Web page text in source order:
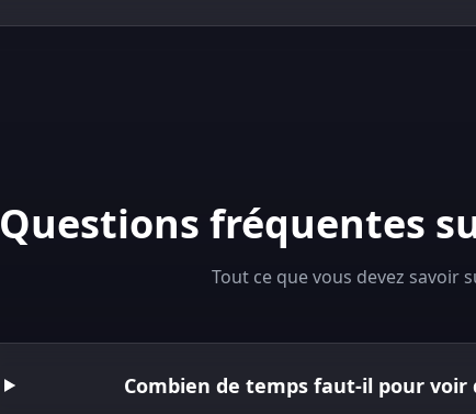
Questions fréquentes
Tout ce que vous devez savoir
Combien de temps faut-il pour voir